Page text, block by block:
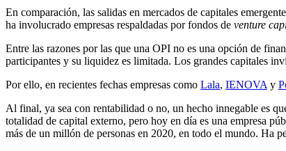
En comparación, las salidas en mercados de capitales
ha involucrado empresas respaldadas por fondos de venture
Entre las razones por las que una OPI no es una opción de
participantes y su liquidez es limitada. Los grandes capitales
Por ello, en recientes fechas empresas como Lala, IENOVAy
Al final, ya sea con rentabilidad o no, un hecho innegable es
totalidad de capital externo, pero hoy en día es una empresa
más de un millón de personas en 2020, en todo el mundo. Ha